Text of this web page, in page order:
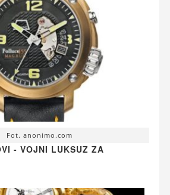
Fot. anonimo.com
- VOJNI LUKSUZ ZA